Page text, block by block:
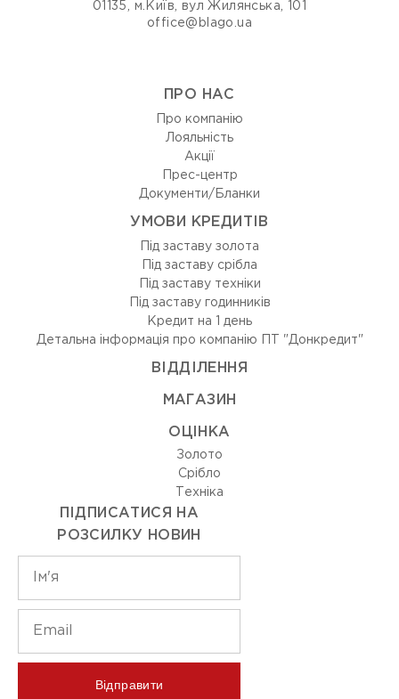
01135, м.Київ, вул Жилянська, 101
office@blago.ua
ПРО НАС
Про компанію
Лояльність
Акції
Прес-центр
Документи/Бланки
УМОВИ КРЕДИТІВ
Під заставу золота
Під заставу срібла
Під заставу техніки
Під заставу годинників
Кредит на 1 день
Детальна інформація про компанію ПТ "Донкредит"
ВIДДIЛЕННЯ
МАГАЗИН
ОЦIНКА
Золото
Срiбло
Технiка
ПІДПИСАТИСЯ НА
РОЗСИЛКУ НОВИН
Відправити